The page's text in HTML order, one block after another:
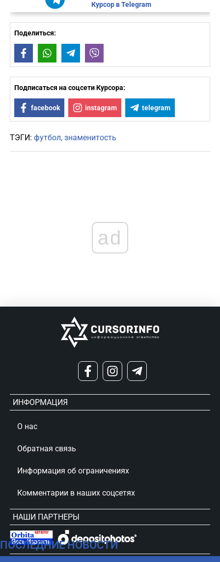
Курсор в Telegram
Поделиться:
FacebookWhatsAppTelegram
Подписаться на соцсети Курсора:
facebook instagram telegram
ТЭГИ: футбол знаменитость
ПОСЛЕДНИЕ НОВОСТИ
ad
ИНФОРМАЦИЯ
О нас
Обратная связь
Информация об ограничениях
Комментарии в наших соцсетях
НАШИ ПАРТНЕРЫ